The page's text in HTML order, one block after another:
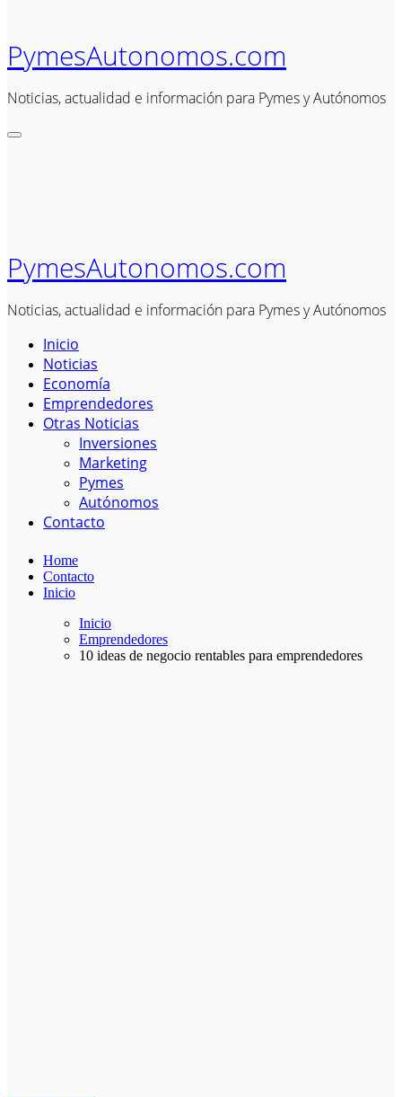
PymesAutonomos.com
Noticias, actualidad e información para Pymes y Autónomos
PymesAutonomos.com
Noticias, actualidad e información para Pymes y Autónomos
Inicio
Noticias
Economía
Emprendedores
Otras Noticias
Inversiones
Marketing
Pymes
Autónomos
Contacto
Home
Contacto
Inicio
Inicio
Emprendedores
10 ideas de negocio rentables para emprendedores